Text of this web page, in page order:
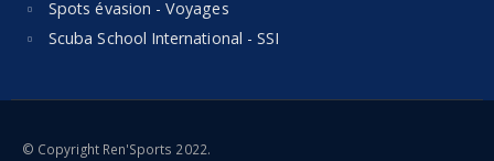
Spots évasion - Voyages
Scuba School International - SSI
© Copyright Ren'Sports 2022.